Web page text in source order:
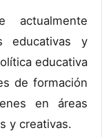
educativas y
educativa
de formación
en áreas
y creativas.